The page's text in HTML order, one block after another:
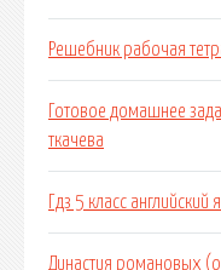
Решебник рабочая
Готовое домашнее
ткачева
Гдз 5 класс
Династия романовых